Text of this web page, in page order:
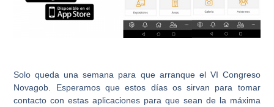
Solo queda una semana para que arranque el VI Congreso
Novagob. Esperamos que estos días os sirvan para tomar
contacto con estas aplicaciones para que sean de la máxima